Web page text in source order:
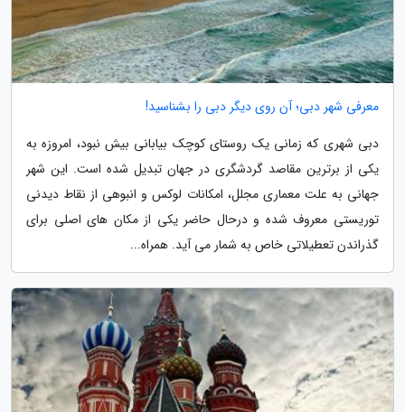
معرفی شهر دبی؛ آن روی دیگر دبی را بشناسید!
دبی شهری که زمانی یک روستای کوچک بیابانی بیش نبود، امروزه به
یکی از برترین مقاصد گردشگری در جهان تبدیل شده است. این شهر
جهانی به علت معماری مجلل، امکانات لوکس و انبوهی از نقاط دیدنی
توریستی معروف شده و درحال حاضر یکی از مکان های اصلی برای
گذراندن تعطیلاتی خاص به شمار می آید. همراه...